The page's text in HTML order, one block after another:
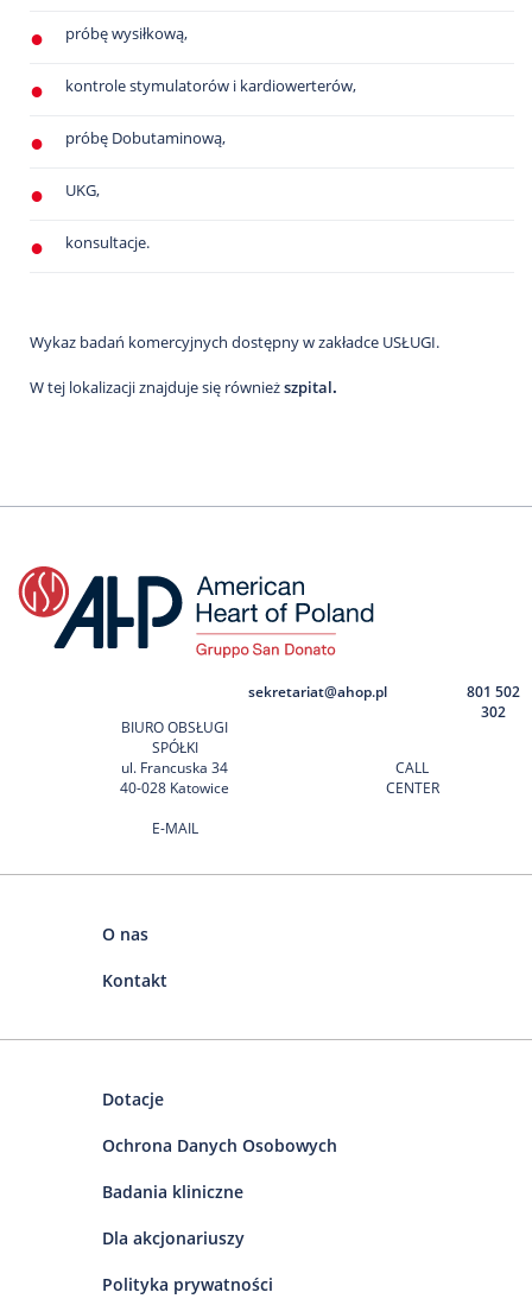
próbę wysiłkową,
kontrole stymulatorów i kardiowerterów,
próbę Dobutaminową,
UKG,
konsultacje.
Wykaz badań komercyjnych dostępny w zakładce USŁUGI.
W tej lokalizacji znajduje się równieższpital.
BIURO OBSŁUGI
SPÓŁKI
ul. Francuska 34
40-028 Katowice
E-MAIL
sekretariat@ahop.pl
CALL
CENTER
801 502
302
O nas
Kontakt
Dotacje
Ochrona Danych Osobowych
Badania kliniczne
Dla akcjonariuszy
Polityka prywatności